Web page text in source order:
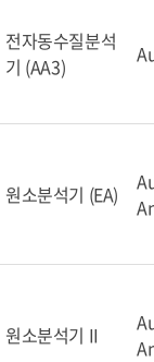
전자동수질분석
기 (AA3)
원소분석기 (EA)
원소분석기 II